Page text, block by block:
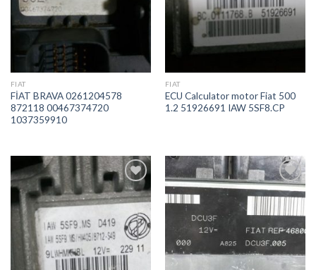
FIAT
FİAT BRAVA 0261204578
872118 00467374720
1037359910
FIAT
ECU Calculator motor Fiat 500
1.2 51926691 IAW 5SF8.CP
İstek
Listeme
Ekle
İstek
Ekle